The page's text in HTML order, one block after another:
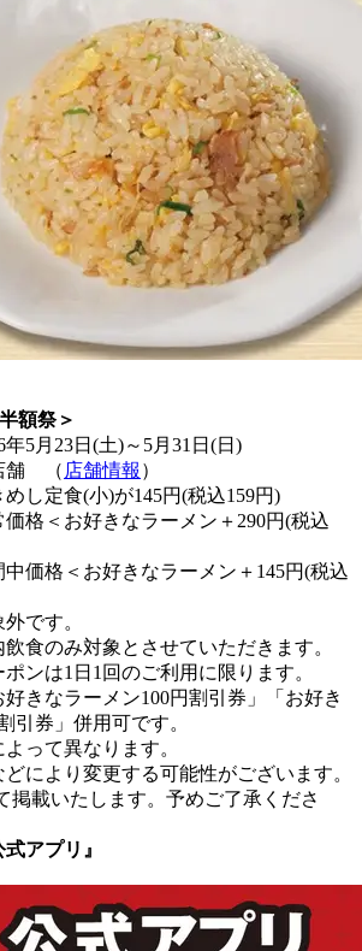
額祭＞
5月23日(土)～5月31日(日)
舗 （ 店舗情報 ）
定食(小)が145円(税込159円)
きなラーメン＋290円(税込
好きなラーメン＋145円(税込
です。
のみ対象とさせていただきます。
1回のご利用に限ります。
メン100円割引券」「お好き
引券」併用可です。
よって異なります。
により変更する可能性がございます。
掲載いたします。予めご了承くださ
アプリ』